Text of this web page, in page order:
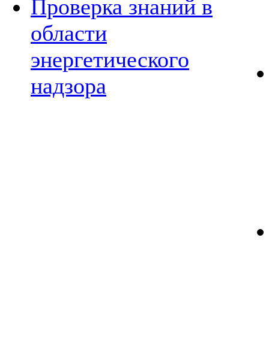
Проверка знаний в
области
энергетического
надзора